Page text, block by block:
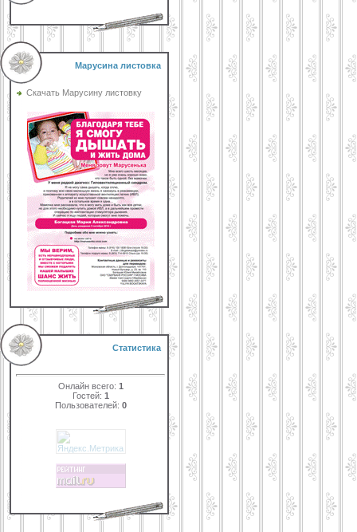
Марусина листовка
Скачать Марусину листовку
Статистика
Онлайн всего: 1
Гостей: 1
Пользователей: 0